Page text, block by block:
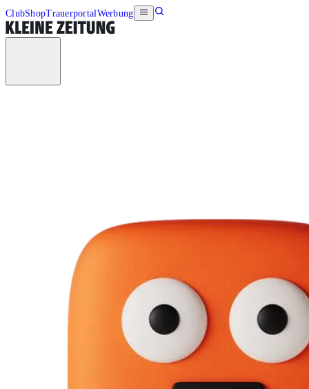
ClubShopTrauerportalWerbung